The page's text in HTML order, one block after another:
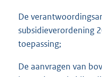
De
subsidieverordening
toepassing;
De aanvragen van